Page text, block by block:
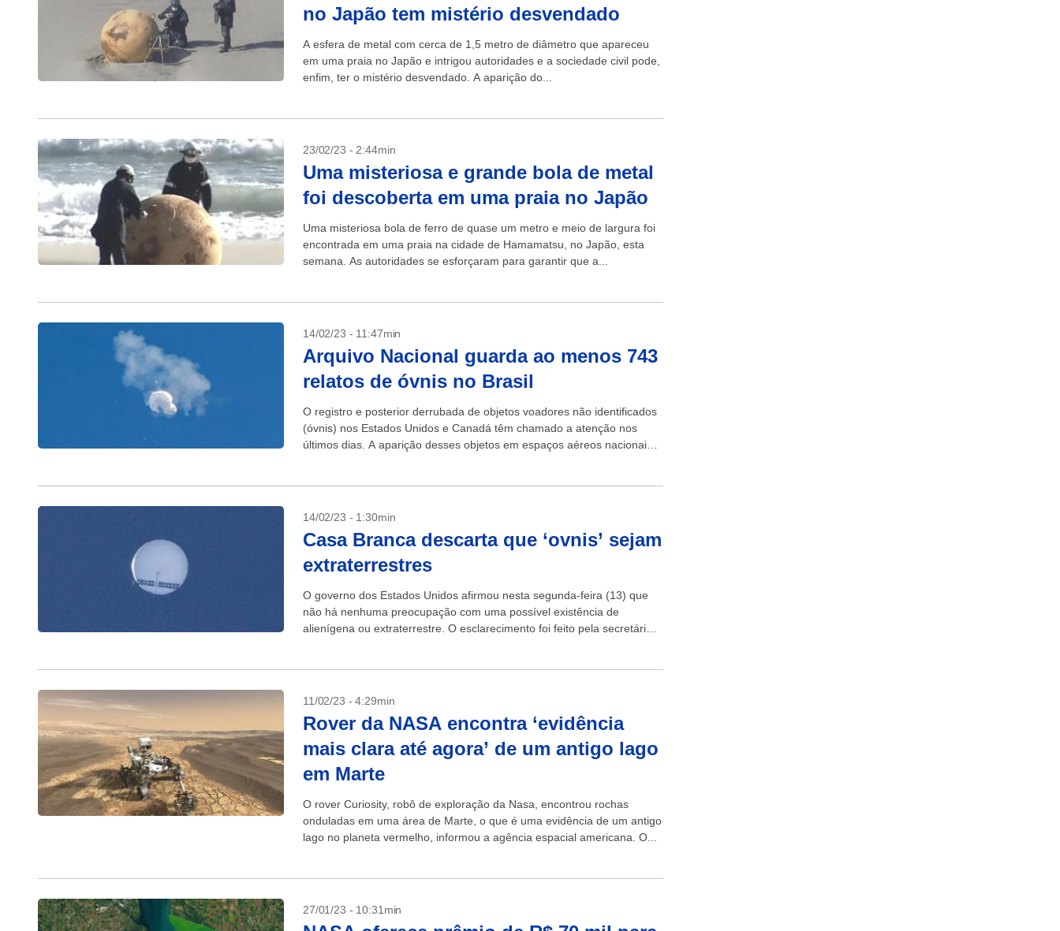
no Japão tem mistério desvendado
A esfera de metal com cerca de 1,5 metro de diâmetro que apareceu
em uma praia no Japão e intrigou autoridades e a sociedade civil pode,
enfim, ter o mistério desvendado. A aparição do...
23/02/23 - 2:44min
Uma misteriosa e grande bola de metal
foi descoberta em uma praia no Japão
Uma misteriosa bola de ferro de quase um metro e meio de largura foi
encontrada em uma praia na cidade de Hamamatsu, no Japão, esta
semana. As autoridades se esforçaram para garantir que a...
14/02/23 - 11:47min
Arquivo Nacional guarda ao menos 743
relatos de óvnis no Brasil
O registro e posterior derrubada de objetos voadores não identificados
(óvnis) nos Estados Unidos e Canadá têm chamado a atenção nos
últimos dias. A aparição desses objetos em espaços aéreos nacionais,
14/02/23 - 1:30min
Casa Branca descarta que ‘ovnis’ sejam
extraterrestres
O governo dos Estados Unidos afirmou nesta segunda-feira (13) que
não há nenhuma preocupação com uma possível existência de
alienígena ou extraterrestre. O esclarecimento foi feito pela secretária
11/02/23 - 4:29min
Rover da NASA encontra ‘evidência
mais clara até agora’ de um antigo lago
em Marte
O rover Curiosity, robô de exploração da Nasa, encontrou rochas
onduladas em uma área de Marte, o que é uma evidência de um antigo
lago no planeta vermelho, informou a agência espacial americana. O...
27/01/23 - 10:31min